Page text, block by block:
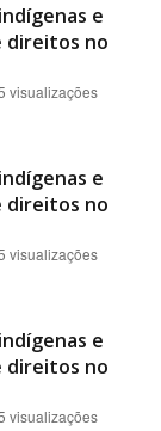
e
direitos no
visualizações
e
direitos no
visualizações
e
direitos no
visualizações